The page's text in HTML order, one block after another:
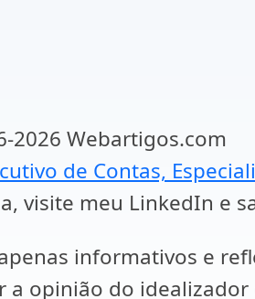
2026 Webartigos.com
de Contas,
visite meu LinkedIn e
informativos e
a opinião do